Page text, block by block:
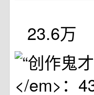
23.6万